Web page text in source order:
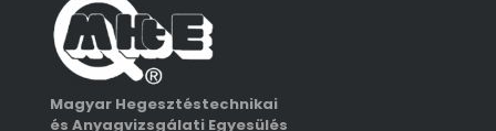
Magyar Hegesztéstechnikai
és Anyagvizsgálati Egyesülés